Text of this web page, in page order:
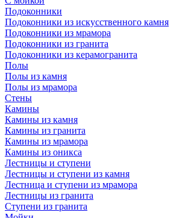
Подоконники
Подоконники из искусственного камня
Подоконники из мрамора
Подоконники из гранита
Подоконники из керамогранита
Полы
Полы из камня
Полы из мрамора
Стены
Камины
Камины из камня
Камины из гранита
Камины из мрамора
Камины из оникса
Лестницы и ступени
Лестницы и ступени из камня
Лестница и ступени из мрамора
Лестницы из гранита
Ступени из гранита